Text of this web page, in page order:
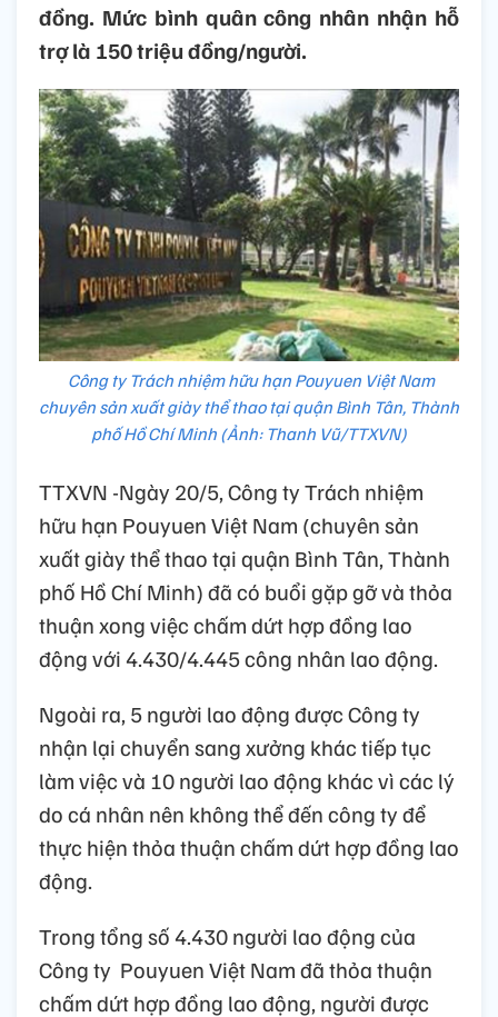
đồng. Mức bình quân công nhân nhận hỗ
trợ là 150 triệu đồng/người.
Công ty Trách nhiệm hữu hạn Pouyuen Việt Nam
chuyên sản xuất giày thể thao tại quận Bình Tân, Thành
phố Hồ Chí Minh (Ảnh: Thanh Vũ/TTXVN)
TTXVN -Ngày 20/5, Công ty Trách nhiệm
hữu hạn Pouyuen Việt Nam (chuyên sản
xuất giày thể thao tại quận Bình Tân, Thành
phố Hồ Chí Minh) đã có buổi gặp gỡ và thỏa
thuận xong việc chấm dứt hợp đồng lao
động với 4.430/4.445 công nhân lao động.
Ngoài ra, 5 người lao động được Công ty
nhận lại chuyển sang xưởng khác tiếp tục
làm việc và 10 người lao động khác vì các lý
do cá nhân nên không thể đến công ty để
thực hiện thỏa thuận chấm dứt hợp đồng lao
động.
Trong tổng số 4.430 người lao động của
Công ty Pouyuen Việt Nam đã thỏa thuận
chấm dứt hợp đồng lao động, người được